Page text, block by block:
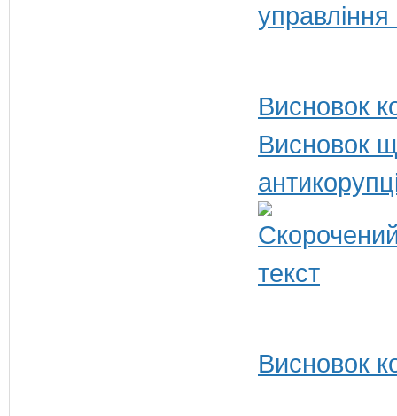
Висновок
Висновок
Висновок